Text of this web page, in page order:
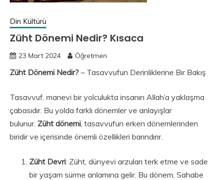
Din Kültürü
Züht Dönemi Nedir? Kısaca
23 Mart 2024 Öğretmen
Züht Dönemi Nedir? – Tasavvufun Derinliklerine Bir Bakış
Tasavvuf, manevi bir yolculukta insanın Allah’a yaklaşma
çabasıdır. Bu yolda farklı dönemler ve anlayışlar
bulunur. Züht dönemi, tasavvufun erken dönemlerinden
biridir ve içerisinde önemli özellikleri barındırır.
Züht Devri: Züht, dünyevi arzuları terk etme ve sade
bir yaşam sürme anlamına gelir. Bu dönem, Sahabe